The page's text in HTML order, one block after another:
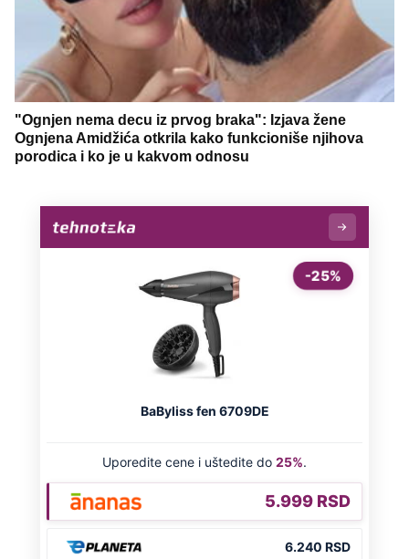
"Ognjen nema decu iz prvog braka": Izjava žene
Ognjena Amidžića otkrila kako funkcioniše njihova
porodica i ko je u kakvom odnosu